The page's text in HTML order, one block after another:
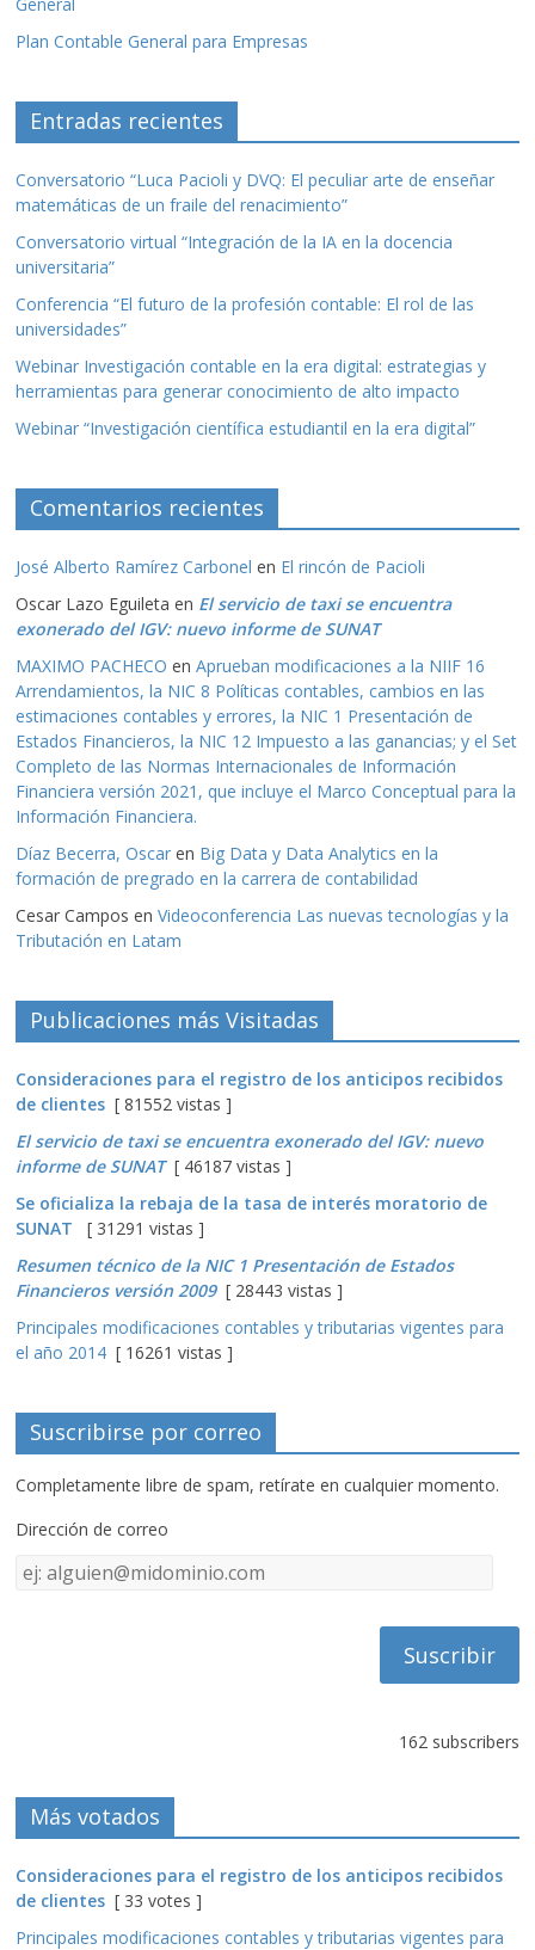
Plan Contable General para Empresas
Entradas recientes
Conversatorio “Luca Pacioli y DVQ: El peculiar arte de enseñar
matemáticas de un fraile del renacimiento”
Conversatorio virtual “Integración de la IA en la docencia
universitaria”
Conferencia “El futuro de la profesión contable: El rol de las
universidades”
Webinar Investigación contable en la era digital: estrategias y
herramientas para generar conocimiento de alto impacto
Webinar “Investigación científica estudiantil en la era digital”
Comentarios recientes
José Alberto Ramírez Carbonel en El rincón de Pacioli
Oscar Lazo Eguileta en El servicio de taxi se encuentra
exonerado del IGV: nuevo informe de SUNAT
MAXIMO PACHECO enAprueban modificaciones a la NIIF 16
Arrendamientos, la NIC 8 Políticas contables, cambios en las
estimaciones contables y errores, la NIC 1 Presentación de
Estados Financieros, la NIC 12 Impuesto a las ganancias; y el Set
Completo de las Normas Internacionales de Información
Financiera versión 2021, que incluye el Marco Conceptual para la
Información Financiera.
Díaz Becerra, Oscar en Big Data y Data Analytics en la
formación de pregrado en la carrera de contabilidad
Cesar Campos enVideoconferencia Las nuevas tecnologías y la
Tributación en Latam
Publicaciones más Visitadas
Consideraciones para el registro de los anticipos recibidos
de clientes [ 81552 vistas ]
El servicio de taxi se encuentra exonerado del IGV: nuevo
informe de SUNAT[ 46187 vistas ]
Se oficializa la rebaja de la tasa de interés moratorio de
SUNAT
[ 31291 vistas ]
Resumen técnico de la NIC 1 Presentación de Estados
Financieros versión 2009[ 28443 vistas ]
Principales modificaciones contables y tributarias vigentes para
el año 2014 [ 16261 vistas ]
Suscribirse por correo
Completamente libre de spam, retírate en cualquier momento.
Dirección de correo
Dirección
de
162 subscribers
Más votados
Consideraciones para el registro de los anticipos recibidos
de clientes [ 33 votes ]
Principales modificaciones contables y tributarias vigentes para